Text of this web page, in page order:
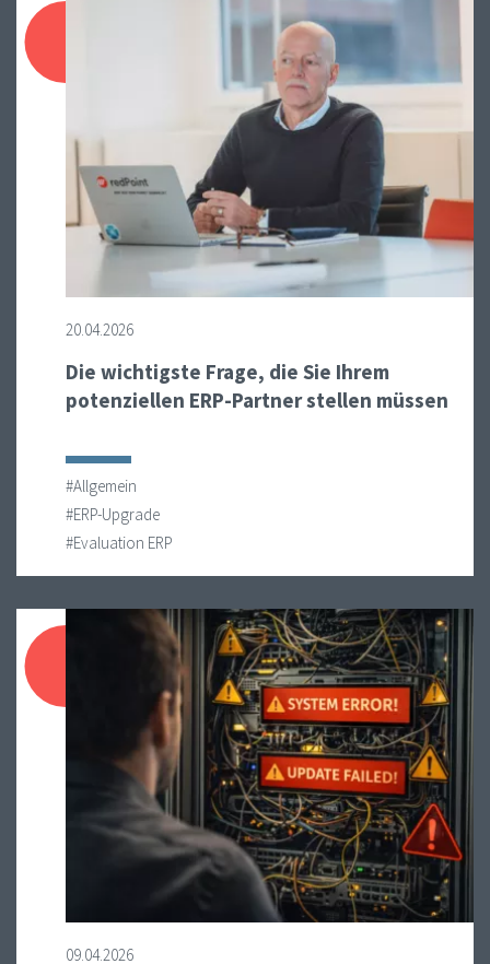
20.04.2026
Die wichtigste Frage, die Sie Ihrem
potenziellen ERP-Partner stellen müssen
#Allgemein
#ERP-Upgrade
#Evaluation ERP
09.04.2026